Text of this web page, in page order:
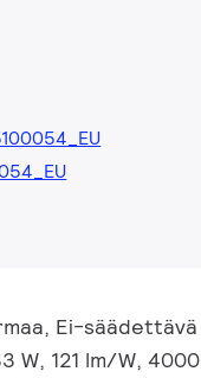
Ei-säädettävä
W, 121 lm/W, 4000